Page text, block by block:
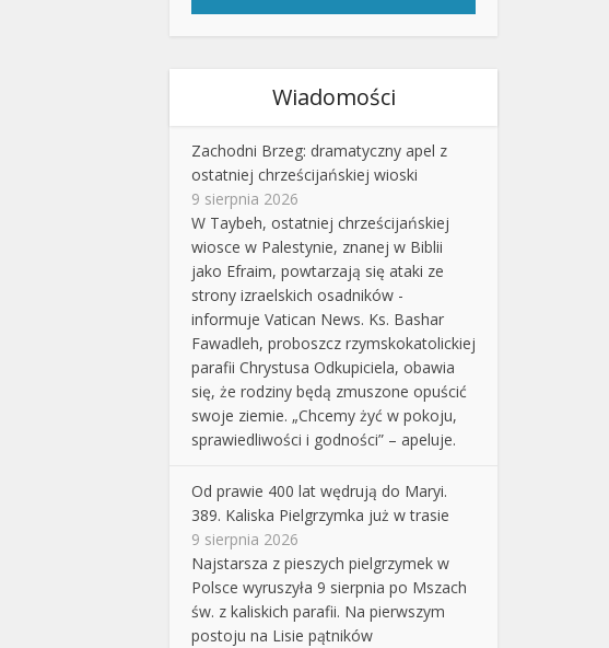
Wiadomości
Zachodni Brzeg: dramatyczny apel z
ostatniej chrześcijańskiej wioski
9 sierpnia 2026
W Taybeh, ostatniej chrześcijańskiej
wiosce w Palestynie, znanej w Biblii
jako Efraim, powtarzają się ataki ze
strony izraelskich osadników -
informuje Vatican News. Ks. Bashar
Fawadleh, proboszcz rzymskokatolickiej
parafii Chrystusa Odkupiciela, obawia
się, że rodziny będą zmuszone opuścić
swoje ziemie. „Chcemy żyć w pokoju,
sprawiedliwości i godności” – apeluje.
Od prawie 400 lat wędrują do Maryi.
389. Kaliska Pielgrzymka już w trasie
9 sierpnia 2026
Najstarsza z pieszych pielgrzymek w
Polsce wyruszyła 9 sierpnia po Mszach
św. z kaliskich parafii. Na pierwszym
postoju na Lisie pątników